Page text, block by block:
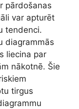
pārdošanas
var apturēt
tendenci.
diagrammās
liecina par
nākotnē. Šie
tirgus